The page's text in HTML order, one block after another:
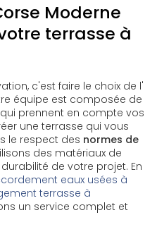
Moderne
terrasse à
c'est faire le choix de l'
équipe est composée de
prennent en compte vos
une terrasse qui vous
le respect des normes de
des matériaux de
de votre projet. En
eaux usées à
terrasse à
un service complet et